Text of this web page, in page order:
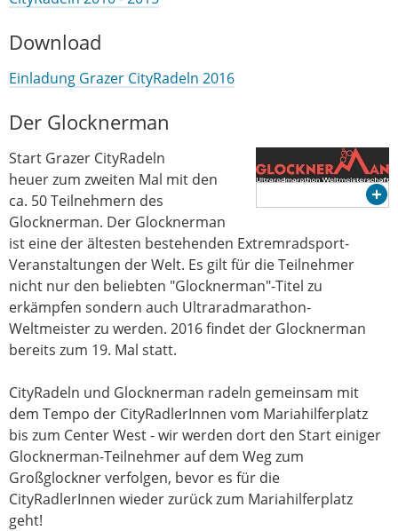
Download
Einladung Grazer CityRadeln 2016
Der Glocknerman
Start Grazer CityRadeln
heuer zum zweiten Mal mit den
ca. 50 Teilnehmern des
Glocknerman. Der Glocknerman
ist eine der ältesten bestehenden Extremradsport-
Veranstaltungen der Welt. Es gilt für die Teilnehmer
nicht nur den beliebten "Glocknerman"-Titel zu
erkämpfen sondern auch Ultraradmarathon-
Weltmeister zu werden. 2016 findet der Glocknerman
bereits zum 19. Mal statt.
CityRadeln und Glocknerman radeln gemeinsam mit
dem Tempo der CityRadlerInnen vom Mariahilferplatz
bis zum Center West - wir werden dort den Start einiger
Glocknerman-Teilnehmer auf dem Weg zum
Großglockner verfolgen, bevor es für die
CityRadlerInnen wieder zurück zum Mariahilferplatz
geht!